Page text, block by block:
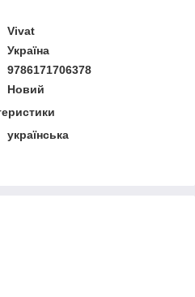
Vivat
Україна
9786171706378
Новий
українська